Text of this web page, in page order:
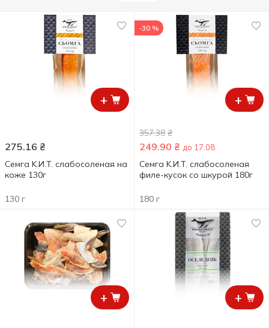
+
275.16 ₴
Семга K.И.T. слабосоленая на
коже 130г
130 г
+
-30 %
357.38 ₴
249.90 ₴ до 17.08
Семга K.И.T. слабосоленая
филе-кусок со шкурой 180г
180 г
+ +